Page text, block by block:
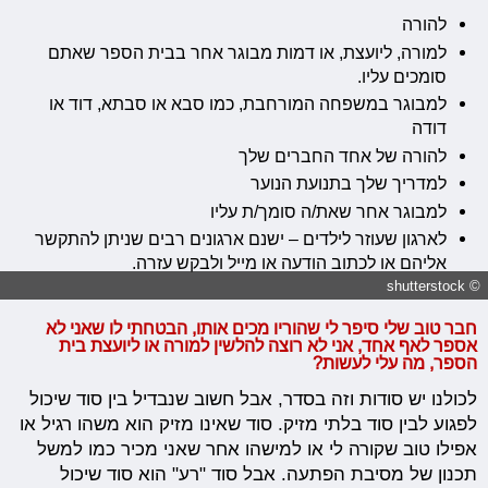
להורה
למורה, ליועצת, או דמות מבוגר אחר בבית הספר שאתם
סומכים עליו.
למבוגר במשפחה המורחבת, כמו סבא או סבתא, דוד או
דודה
להורה של אחד החברים שלך
למדריך שלך בתנועת הנוער
למבוגר אחר שאת/ה סומך/ת עליו
לארגון שעוזר לילדים – ישנם ארגונים רבים שניתן להתקשר
אליהם או לכתוב הודעה או מייל ולבקש עזרה.
© shutterstock
חבר טוב שלי סיפר לי שהוריו מכים אותו, הבטחתי לו שאני לא
אספר לאף אחד, אני לא רוצה להלשין למורה או ליועצת בית
הספר, מה עלי לעשות?
לכולנו יש סודות וזה בסדר, אבל חשוב שנבדיל בין סוד שיכול
לפגוע לבין סוד בלתי מזיק. סוד שאינו מזיק הוא משהו רגיל או
אפילו טוב שקורה לי או למישהו אחר שאני מכיר כמו למשל
תכנון של מסיבת הפתעה. אבל סוד "רע" הוא סוד שיכול